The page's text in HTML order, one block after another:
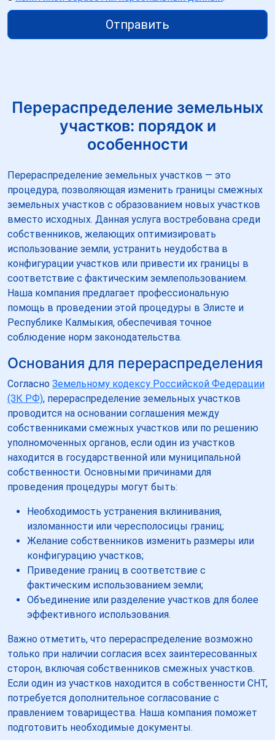
Отправить
Перераспределение земельных
участков: порядок и
особенности
Перераспределение земельных участков — это
процедура, позволяющая изменить границы смежных
земельных участков с образованием новых участков
вместо исходных. Данная услуга востребована среди
собственников, желающих оптимизировать
использование земли, устранить неудобства в
конфигурации участков или привести их границы в
соответствие с фактическим землепользованием.
Наша компания предлагает профессиональную
помощь в проведении этой процедуры в Элисте и
Республике Калмыкия, обеспечивая точное
соблюдение норм законодательства.
Основания для перераспределения
Согласно Земельному кодексу Российской Федерации
(ЗК РФ), перераспределение земельных участков
проводится на основании соглашения между
собственниками смежных участков или по решению
уполномоченных органов, если один из участков
находится в государственной или муниципальной
собственности. Основными причинами для
проведения процедуры могут быть:
Необходимость устранения вклинивания,
изломанности или чересполосицы границ;
Желание собственников изменить размеры или
конфигурацию участков;
Приведение границ в соответствие с
фактическим использованием земли;
Объединение или разделение участков для более
эффективного использования.
Важно отметить, что перераспределение возможно
только при наличии согласия всех заинтересованных
сторон, включая собственников смежных участков.
Если один из участков находится в собственности СНТ,
потребуется дополнительное согласование с
правлением товарищества. Наша компания поможет
подготовить необходимые документы.